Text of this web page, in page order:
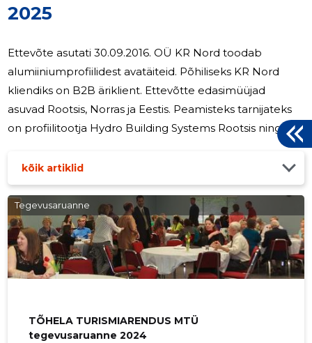
2025
Ettevõte asutati 30.09.2016. OÜ KR Nord toodab
alumiiniumprofiilidest avatäiteid. Põhiliseks KR Nord
kliendiks on B2B äriklient. Ettevõtte edasimüüjad
asuvad Rootsis, Norras ja Eestis. Peamisteks tarnijateks
on profiilitootja Hydro Building Systems Rootsis ning
keskmiselt 8 põhikohaga töötajat, juhatuse liikmetele
eraldi tasusid ei makstud. Osaühing KR Nord on jätkuvalt
tegutsev ettevõte.
kõik artiklid
Tegevusaruanne
TÕHELA TURISMIARENDUS MTÜ
tegevusaruanne 2024